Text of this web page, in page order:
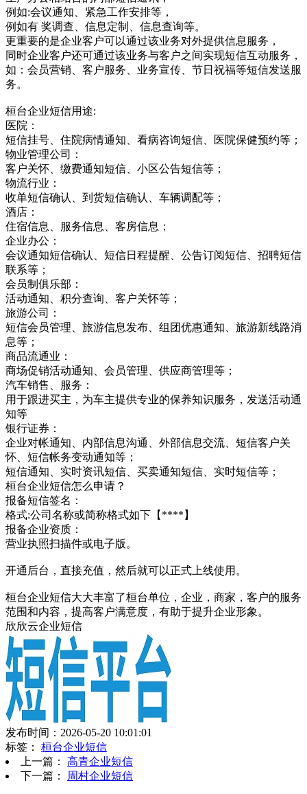
例如:会议通知、紧急工作安排等，
例如有 奖调查、信息定制、信息查询等。
更重要的是企业客户可以通过该业务对外提供信息服务，
同时企业客户还可通过该业务与客户之间实现短信互动服务，
如：会员营销、客户服务、业务宣传、节日祝福等短信发送服
务。
桓台企业短信用途:
医院：
短信挂号、住院病情通知、看病咨询短信、医院保健预约等；
物业管理公司：
客户关怀、缴费通知短信、小区公告短信等；
物流行业：
收单短信确认、到货短信确认、车辆调配等；
酒店：
住宿信息、服务信息、客房信息；
企业办公：
会议通知短信确认、短信日程提醒、公告订阅短信、招聘短信
联系等；
会员制俱乐部：
活动通知、积分查询、客户关怀等；
旅游公司：
短信会员管理、旅游信息发布、组团优惠通知、旅游新线路消
息等；
商品流通业：
商场促销活动通知、会员管理、供应商管理等；
汽车销售、服务：
用于跟进买主，为车主提供专业的保养知识服务，发送活动通
知等
银行证券：
企业对帐通知、内部信息沟通、外部信息交流、短信客户关
怀、短信帐务变动通知等；
短信通知、实时资讯短信、买卖通知短信、实时短信等；
桓台企业短信怎么申请？
报备短信签名：
格式:公司名称或简称格式如下【****】
报备企业资质：
营业执照扫描件或电子版。
开通后台，直接充值，然后就可以正式上线使用。
桓台企业短信大大丰富了桓台单位，企业，商家，客户的服务
范围和内容，提高客户满意度，有助于提升企业形象。
欣欣云企业短信
发布时间：2026-05-20 10:01:01
标签： 桓台企业短信
上一篇： 高青企业短信
下一篇：
周村企业短信